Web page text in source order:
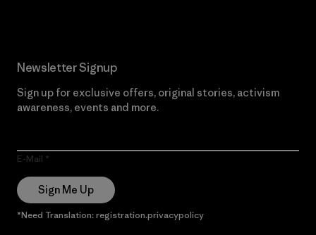
Newsletter Signup
Sign up for exclusive offers, original stories, activism
awareness, events and more.
E-Mail
Sign Me Up
*Need Translation: registration.privacypolicy